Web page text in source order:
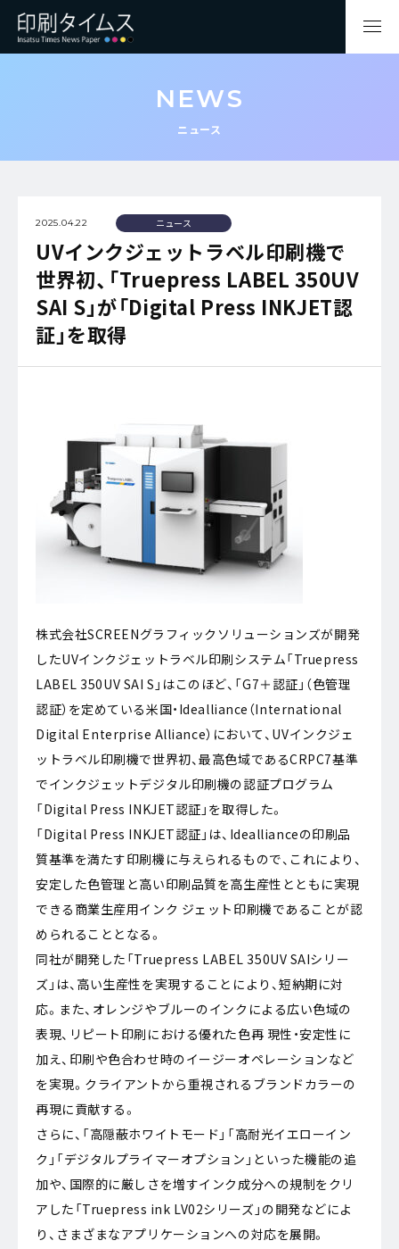
NEWS
ニュース
2025.04.22 ニュース
UVインクジェットラベル印刷機で
世界初、「Truepress LABEL 350UV
SAI S」が「Digital Press INKJET認
証」を取得
株式会社SCREENグラフィックソリューションズが開発
したUVインクジェットラベル印刷システム「Truepress
LABEL 350UV SAI S」はこのほど、「G7＋認証」（色管理
認証）を定めている米国・Idealliance（International
Digital Enterprise Alliance）において、UVインクジェ
ットラベル印刷機で世界初、最高色域であるCRPC7基準
でインクジェットデジタル印刷機の認証プログラム
「Digital Press INKJET認証」を取得した。
「Digital Press INKJET認証」は、Ideallianceの印刷品
質基準を満たす印刷機に与えられるもので、これにより、
安定した色管理と高い印刷品質を高生産性とともに実現
できる商業生産用インク ジェット印刷機であることが認
められることとなる。
同社が開発した「Truepress LABEL 350UV SAIシリー
ズ」は、高い生産性を実現することにより、短納期に対
応。また、オレンジやブルーのインクによる広い色域の
表現、リピート印刷における優れた色再 現性・安定性に
加え、印刷や色合わせ時のイージーオペレーションなど
を実現。クライアントから重視されるブランドカラーの
再現に貢献する。
さらに、「高隠蔽ホワイトモード」「高耐光イエローイン
ク」「デジタルプライマーオプション」といった機能の追
加や、国際的に厳しさを増すインク成分への規制をクリ
アした「Truepress ink LV02シリーズ」の開発などによ
り、さまざまなアプリケーションへの対応を展開。